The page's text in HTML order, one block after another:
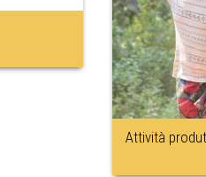
Attività